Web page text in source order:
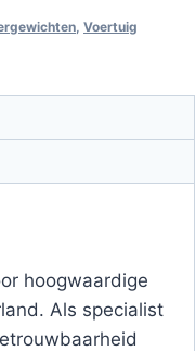
, Voertuig
hoogwaardige
Als specialist